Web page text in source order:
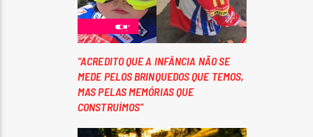
“ACREDITO QUE A INFÂNCIA NÃO SE
MEDE PELOS BRINQUEDOS QUE TEMOS,
MAS PELAS MEMÓRIAS QUE
CONSTRUÍMOS”